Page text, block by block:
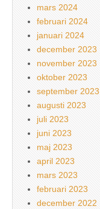
mars 2024
februari 2024
januari 2024
december 2023
november 2023
oktober 2023
september 2023
augusti 2023
juli 2023
juni 2023
maj 2023
april 2023
mars 2023
februari 2023
december 2022